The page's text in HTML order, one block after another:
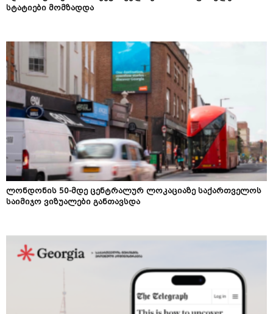
სტატიები მომზადდა
ლონდონის 50-მდე ცენტრალურ ლოკაციაზე საქართველოს
საიმიჯო ვიზუალები განთავსდა